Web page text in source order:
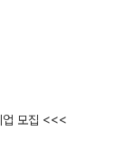
업 모집 <<<